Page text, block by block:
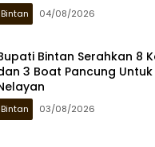
Bintan 04/08/2026
Bintan Serahkan 8
3 Boat Pancung
Bintan 03/08/2026